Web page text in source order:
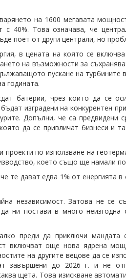
на 1600 мегавата
с 40%. Това означава, че
поет от други централи, но
в цената на която се
на възможности за
пускане на
годината.
батерии, чрез които да се
изградени на конкурентен
Допълни, че са предвидени
да се привличат бизнеси и
по използване на
което също ще намали
те дават едва 1% от енергията в
независимост. Затова не се
ни постави в много неизгодна
преди да приключи
включват още нова ядрена
на другите вецове да се
до 2026 г. и не
щета. Това изискване